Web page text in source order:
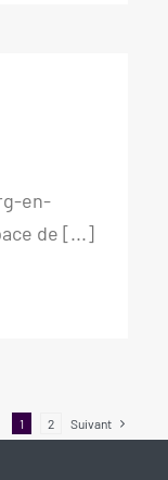
en-
de [...]
1 2 Suivant